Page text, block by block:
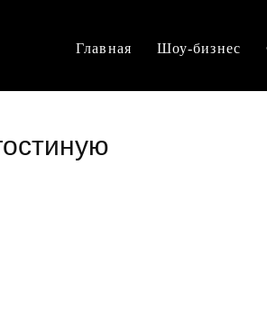
Главная Шоу-бизнес